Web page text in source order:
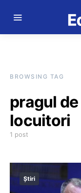
BROWSING TAG
pragul
locuitori
1 post
Știri